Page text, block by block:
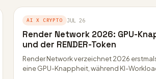
AI X CRYPTO JUL 26
Render Network 2026: GPU-
und der RENDER-Token
Render Network verzeichnet 2026
eine GPU-Knappheit, während KI-